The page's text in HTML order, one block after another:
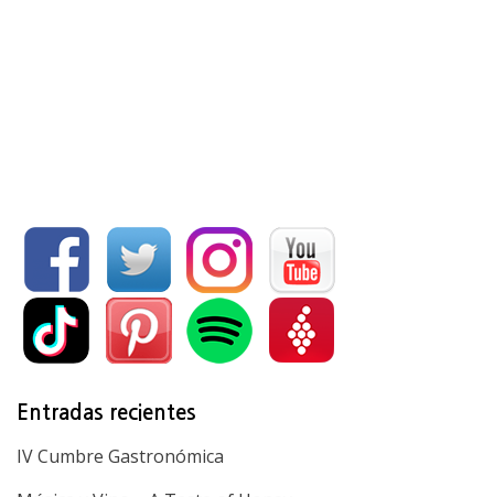
Entradas recientes
IV Cumbre Gastronómica